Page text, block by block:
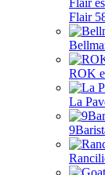
Flair
Flair
ROK
La